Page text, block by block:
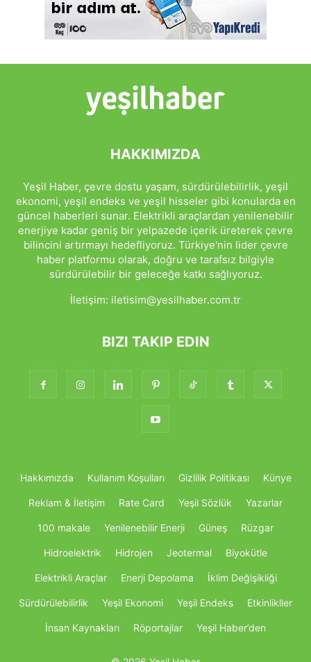
HAKKIMIZDA
Yeşil Haber, çevre dostu yaşam, sürdürülebilirlik, yeşil
ekonomi, yeşil endeks ve yeşil hisseler gibi konularda en
güncel haberleri sunar. Elektrikli araçlardan yenilenebilir
enerjiye kadar geniş bir yelpazede içerik üreterek çevre
bilincini artırmayı hedefliyoruz. Türkiye'nin lider çevre
haber platformu olarak, doğru ve tarafsız bilgiyle
sürdürülebilir bir geleceğe katkı sağlıyoruz.
İletişim: iletisim@yesilhaber.com.tr
BIZI TAKIP EDIN
Hakkımızda Kullanım Koşulları Gizlilik Politikası Künye
Reklam & İletişim Rate Card Yeşil Sözlük Yazarlar
100 makale Yenilenebilir Enerji Güneş Rüzgar
Hidroelektrik Hidrojen Jeotermal Biyokütle
Elektrikli Araçlar Enerji Depolama İklim Değişikliği
Sürdürülebilirlik Yeşil Ekonomi Yeşil Endeks Etkinlikller
İnsan Kaynakları Röportajlar Yeşil Haber’den